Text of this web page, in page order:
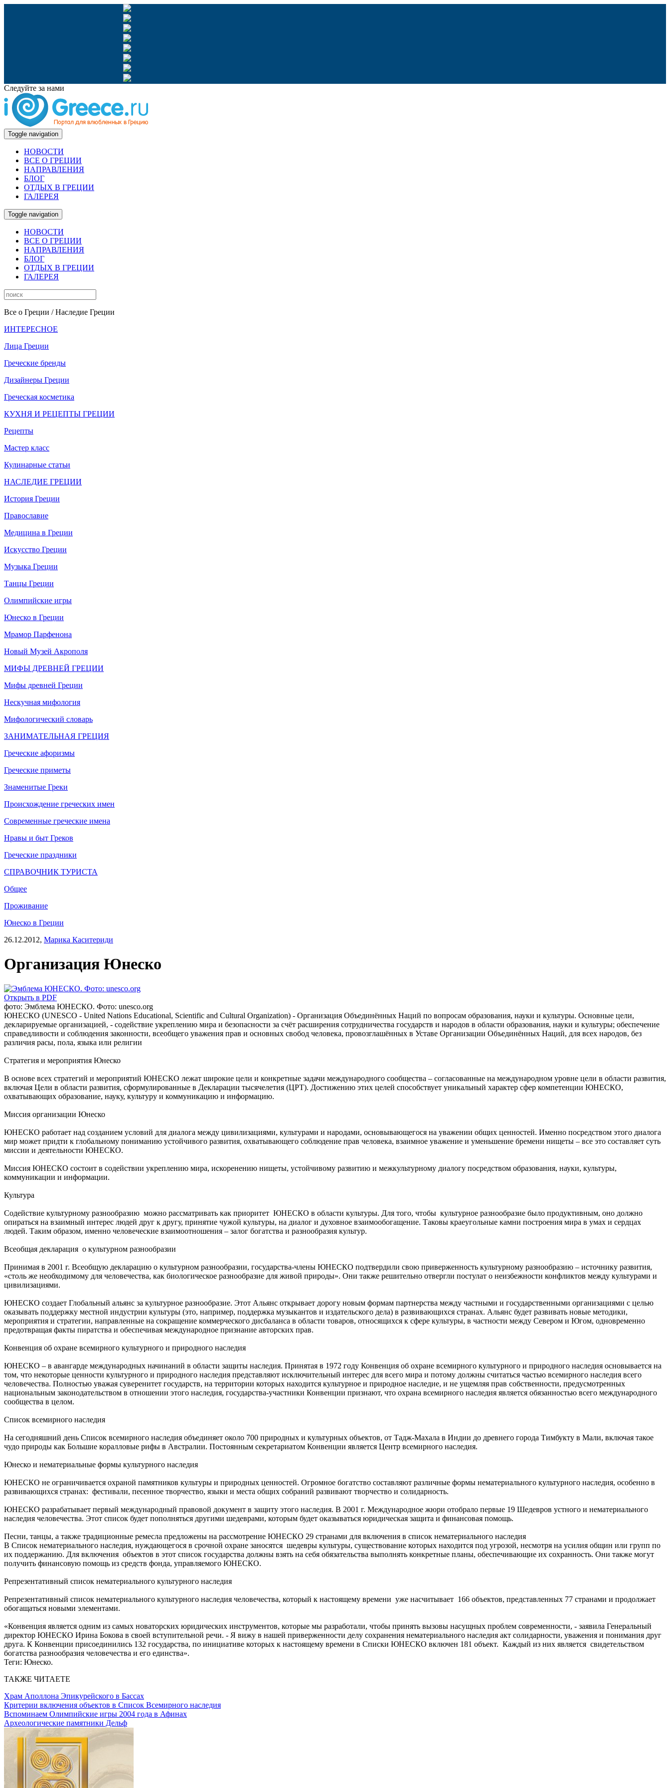
Следуйте за нами
Toggle navigation
НОВОСТИ
ВСЕ О ГРЕЦИИ
НАПРАВЛЕНИЯ
БЛОГ
ОТДЫХ В ГРЕЦИИ
ГАЛЕРЕЯ
Toggle navigation
НОВОСТИ
ВСЕ О ГРЕЦИИ
НАПРАВЛЕНИЯ
БЛОГ
ОТДЫХ В ГРЕЦИИ
ГАЛЕРЕЯ
Все о Греции / Наследие Греции
ИНТЕРЕСНОЕ
Лица Греции
Греческие бренды
Дизайнеры Греции
Греческая косметика
КУХНЯ И РЕЦЕПТЫ ГРЕЦИИ
Рецепты
Мастер класс
Кулинарные статьи
НАСЛЕДИЕ ГРЕЦИИ
История Греции
Православие
Медицина в Греции
Искусство Греции
Музыка Греции
Танцы Греции
Олимпийские игры
Юнеско в Греции
Мрамор Парфенона
Новый Музей Акрополя
МИФЫ ДРЕВНЕЙ ГРЕЦИИ
Мифы древней Греции
Нескучная мифология
Мифологический словарь
ЗАНИМАТЕЛЬНАЯ ГРЕЦИЯ
Греческие афоризмы
Греческие приметы
Знаменитые Греки
Происхождение греческих имен
Современные греческие имена
Нравы и быт Греков
Греческие праздники
СПРАВОЧНИК ТУРИСТА
Общее
Проживание
Юнеско в Греции
26.12.2012, Марика Каситериди
Организация Юнеско
Открыть в PDF
фото: Эмблема ЮНЕСКО. Фото: unesco.org
ЮНЕСКО (UNESCO - United Nations Educational, Scientific and Cultural Organization) - Организация Объединённых Наций по вопросам образования, науки и культуры. Основные цели,
декларируемые организацией, - содействие укреплению мира и безопасности за счёт расширения сотрудничества государств и народов в области образования, науки и культуры; обеспечение
справедливости и соблюдения законности, всеобщего уважения прав и основных свобод человека, провозглашённых в Уставе Организации Объединённых Наций, для всех народов, без
различия расы, пола, языка или религии
Стратегия и мероприятия Юнеско
В основе всех стратегий и мероприятий ЮНЕСКО лежат широкие цели и конкретные задачи международного сообщества – согласованные на международном уровне цели в области развития,
включая Цели в области развития, сформулированные в Декларации тысячелетия (ЦРТ). Достижению этих целей способствует уникальный характер сфер компетенции ЮНЕСКО,
охватывающих образование, науку, культуру и коммуникацию и информацию.
Миссия организации Юнеско
ЮНЕСКО работает над созданием условий для диалога между цивилизациями, культурами и народами, основывающегося на уважении общих ценностей. Именно посредством этого диалога
мир может придти к глобальному пониманию устойчивого развития, охватывающего соблюдение прав человека, взаимное уважение и уменьшение бремени нищеты – все это составляет суть
миссии и деятельности ЮНЕСКО.
Миссия ЮНЕСКО состоит в содействии укреплению мира, искоренению нищеты, устойчивому развитию и межкультурному диалогу посредством образования, науки, культуры,
коммуникации и информации.
Культура
Cодействие культурному разнообразию можно рассматривать как приоритет ЮНЕСКО в области культуры. Для того, чтобы культурное разнообразие было продуктивным, оно должно
опираться на взаимный интерес людей друг к другу, принятие чужой культуры, на диалог и духовное взаимообогащение. Таковы краеугольные камни построения мира в умах и сердцах
людей. Таким образом, именно человеческие взаимоотношения – залог богатства и разнообразия культур.
Всеобщая декларация о культурном разнообразии
Принимая в 2001 г. Всеобщую декларацию о культурном разнообразии, государства-члены ЮНЕСКО подтвердили свою приверженность культурному разнообразию – источнику развития,
«столь же необходимому для человечества, как биологическое разнообразие для живой природы». Они также решительно отвергли постулат о неизбежности конфликтов между культурами и
цивилизациями.
ЮНЕСКО создает Глобальный альянс за культурное разнообразие. Этот Альянс открывает дорогу новым формам партнерства между частными и государственными организациями с целью
оказывать поддержку местной индустрии культуры (это, например, поддержка музыкантов и издательского дела) в развивающихся странах. Альянс будет развивать новые методики,
мероприятия и стратегии, направленные на сокращение коммерческого дисбаланса в области товаров, относящихся к сфере культуры, в частности между Севером и Югом, одновременно
предотвращая факты пиратства и обеспечивая международное признание авторских прав.
Конвенция об охране всемирного культурного и природного наследия
ЮНЕСКО – в авангарде международных начинаний в области защиты наследия. Принятая в 1972 году Конвенция об охране всемирного культурного и природного наследия основывается на
том, что некоторые ценности культурного и природного наследия представляют исключительный интерес для всего мира и потому должны считаться частью всемирного наследия всего
человечества. Полностью уважая суверенитет государств, на территории которых находится культурное и природное наследие, и не ущемляя прав собственности, предусмотренных
национальным законодательством в отношении этого наследия, государства-участники Конвенции признают, что охрана всемирного наследия является обязанностью всего международного
сообщества в целом.
Список всемирного наследия
На сегодняшний день Список всемирного наследия объединяет около 700 природных и культурных объектов, от Тадж-Махала в Индии до древнего города Тимбукту в Мали, включая такое
чудо природы как Большие коралловые рифы в Австралии. Постоянным секретариатом Конвенции является Центр всемирного наследия.
Юнеско и нематериальные формы культурного наследия
ЮНЕСКО не ограничивается охраной памятников культуры и природных ценностей. Огромное богатство составляют различные формы нематериального культурного наследия, особенно в
развивающихся странах: фестивали, песенное творчество, языки и места общих собраний развивают творчество и солидарность.
ЮНЕСКО разрабатывает первый международный правовой документ в защиту этого наследия. В 2001 г. Международное жюри отобрало первые 19 Шедевров устного и нематериального
наследия человечества. Этот список будет пополняться другими шедеврами, которым будет оказываться юридическая защита и финансовая помощь.
Песни, танцы, а также традиционные ремесла предложены на рассмотрение ЮНЕСКО 29 странами для включения в список нематериального наследия
В Список нематериального наследия, нуждающегося в срочной охране заносятся шедевры культуры, существование которых находится под угрозой, несмотря на усилия общин или групп по
их поддержанию. Для включения объектов в этот список государства должны взять на себя обязательства выполнять конкретные планы, обеспечивающие их сохранность. Они также могут
получить финансовую помощь из средств фонда, управляемого ЮНЕСКО.
Репрезентативный список нематериального культурного наследия
Репрезентативный список нематериального культурного наследия человечества, который к настоящему времени уже насчитывает 166 объектов, представленных 77 странами и продолжает
обогащаться новыми элементами.
«Конвенция является одним из самых новаторских юридических инструментов, которые мы разработали, чтобы принять вызовы насущных проблем современности, - заявила Генеральный
директор ЮНЕСКО Ирина Бокова в своей вступительной речи. - Я вижу в нашей приверженности делу сохранения нематериального наследия акт солидарности, уважения и понимания друг
друга. К Конвенции присоединились 132 государства, по инициативе которых к настоящему времени в Списки ЮНЕСКО включен 181 объект. Каждый из них является свидетельством
богатства разнообразия человечества и его единства».
Теги: Юнеско.
ТАКЖЕ ЧИТАЕТЕ
Храм Аполлона Эпикурейского в Бассах
Критерии включения объектов в Список Всемирного наследия
Вспоминаем Олимпийские игры 2004 года в Афинах
Археологические памятники Дельф